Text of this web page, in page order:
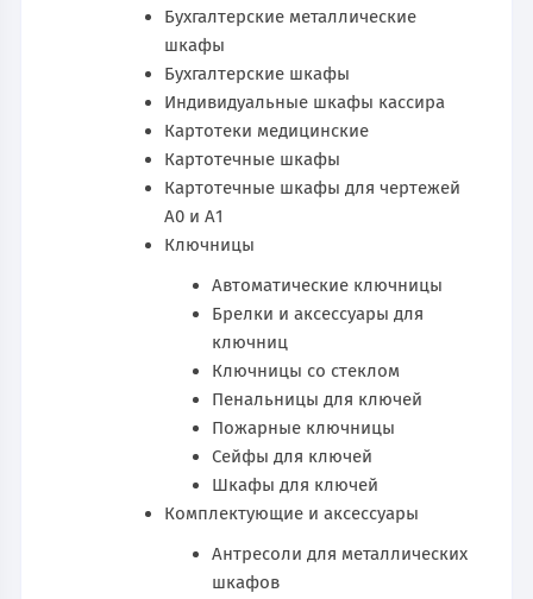
Бухгалтерские металлические
шкафы
Бухгалтерские шкафы
Индивидуальные шкафы кассира
Картотеки медицинские
Картотечные шкафы
Картотечные шкафы для чертежей
А0 и А1
Ключницы
Автоматические ключницы
Брелки и аксессуары для
ключниц
Ключницы со стеклом
Пенальницы для ключей
Пожарные ключницы
Сейфы для ключей
Шкафы для ключей
Комплектующие и аксессуары
Антресоли для металлических
шкафов